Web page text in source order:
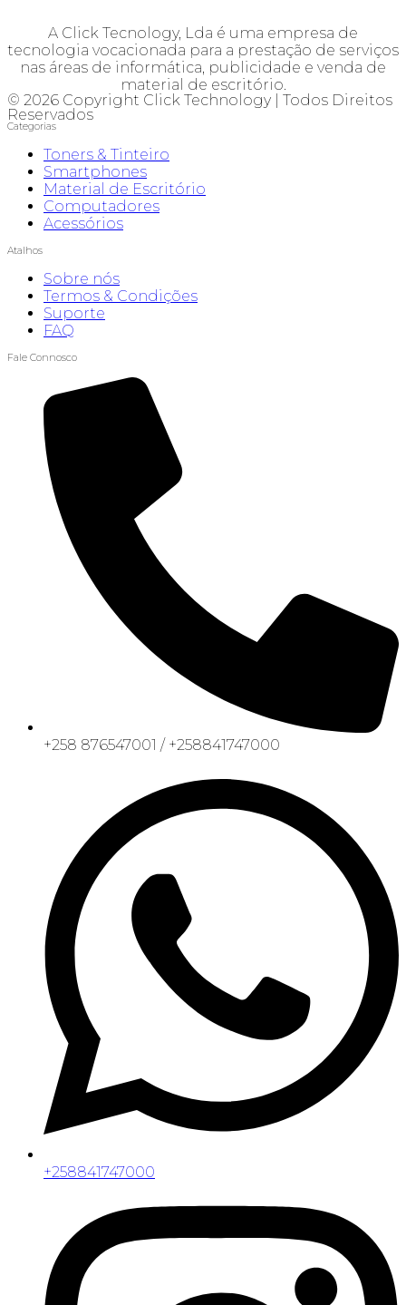
A Click Tecnology, Lda é uma empresa de
tecnologia vocacionada para a prestação de serviços
nas áreas de informática, publicidade e venda de
material de escritório.
© 2026 Copyright Click Technology | Todos Direitos
Reservados
Categorias
Toners & Tinteiro
Smartphones
Material de Escritório
Computadores
Acessórios
Atalhos
Sobre nós
Termos & Condições
Suporte
FAQ
Fale Connosco
+258 876547001 / +258841747000
+258841747000